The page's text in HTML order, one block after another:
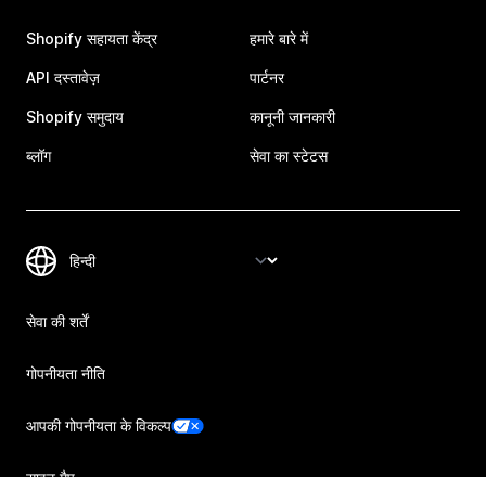
Shopify सहायता केंद्र
API दस्तावेज़
Shopify समुदाय
ब्लॉग
हमारे बारे में
पार्टनर
कानूनी जानकारी
सेवा का स्टेटस
सेवा की शर्तें
गोपनीयता नीति
आपकी गोपनीयता के विकल्प